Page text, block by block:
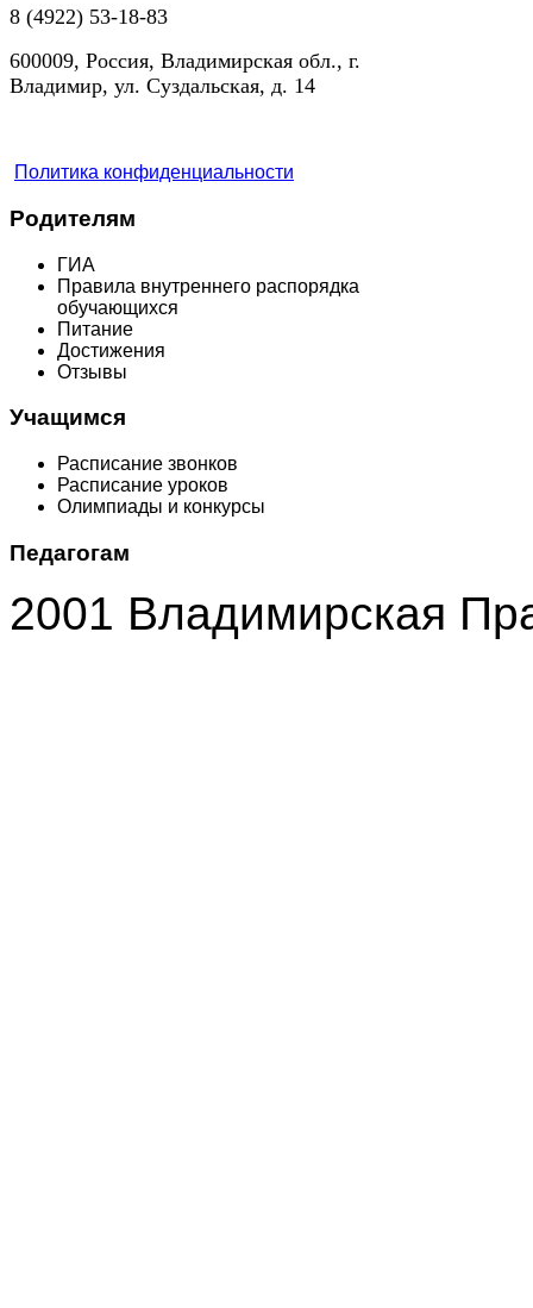
8 (4922) 53-18-83
600009, Россия, Владимирская обл., г.
Владимир, ул. Суздальская, д. 14
Политика конфиденциальности
Родителям
ГИА
Правила внутреннего распорядка
обучающихся
Питание
Достижения
Отзывы
Учащимся
Расписание звонков
Расписание уроков
Олимпиады и конкурсы
Педагогам
2001 Владимирская